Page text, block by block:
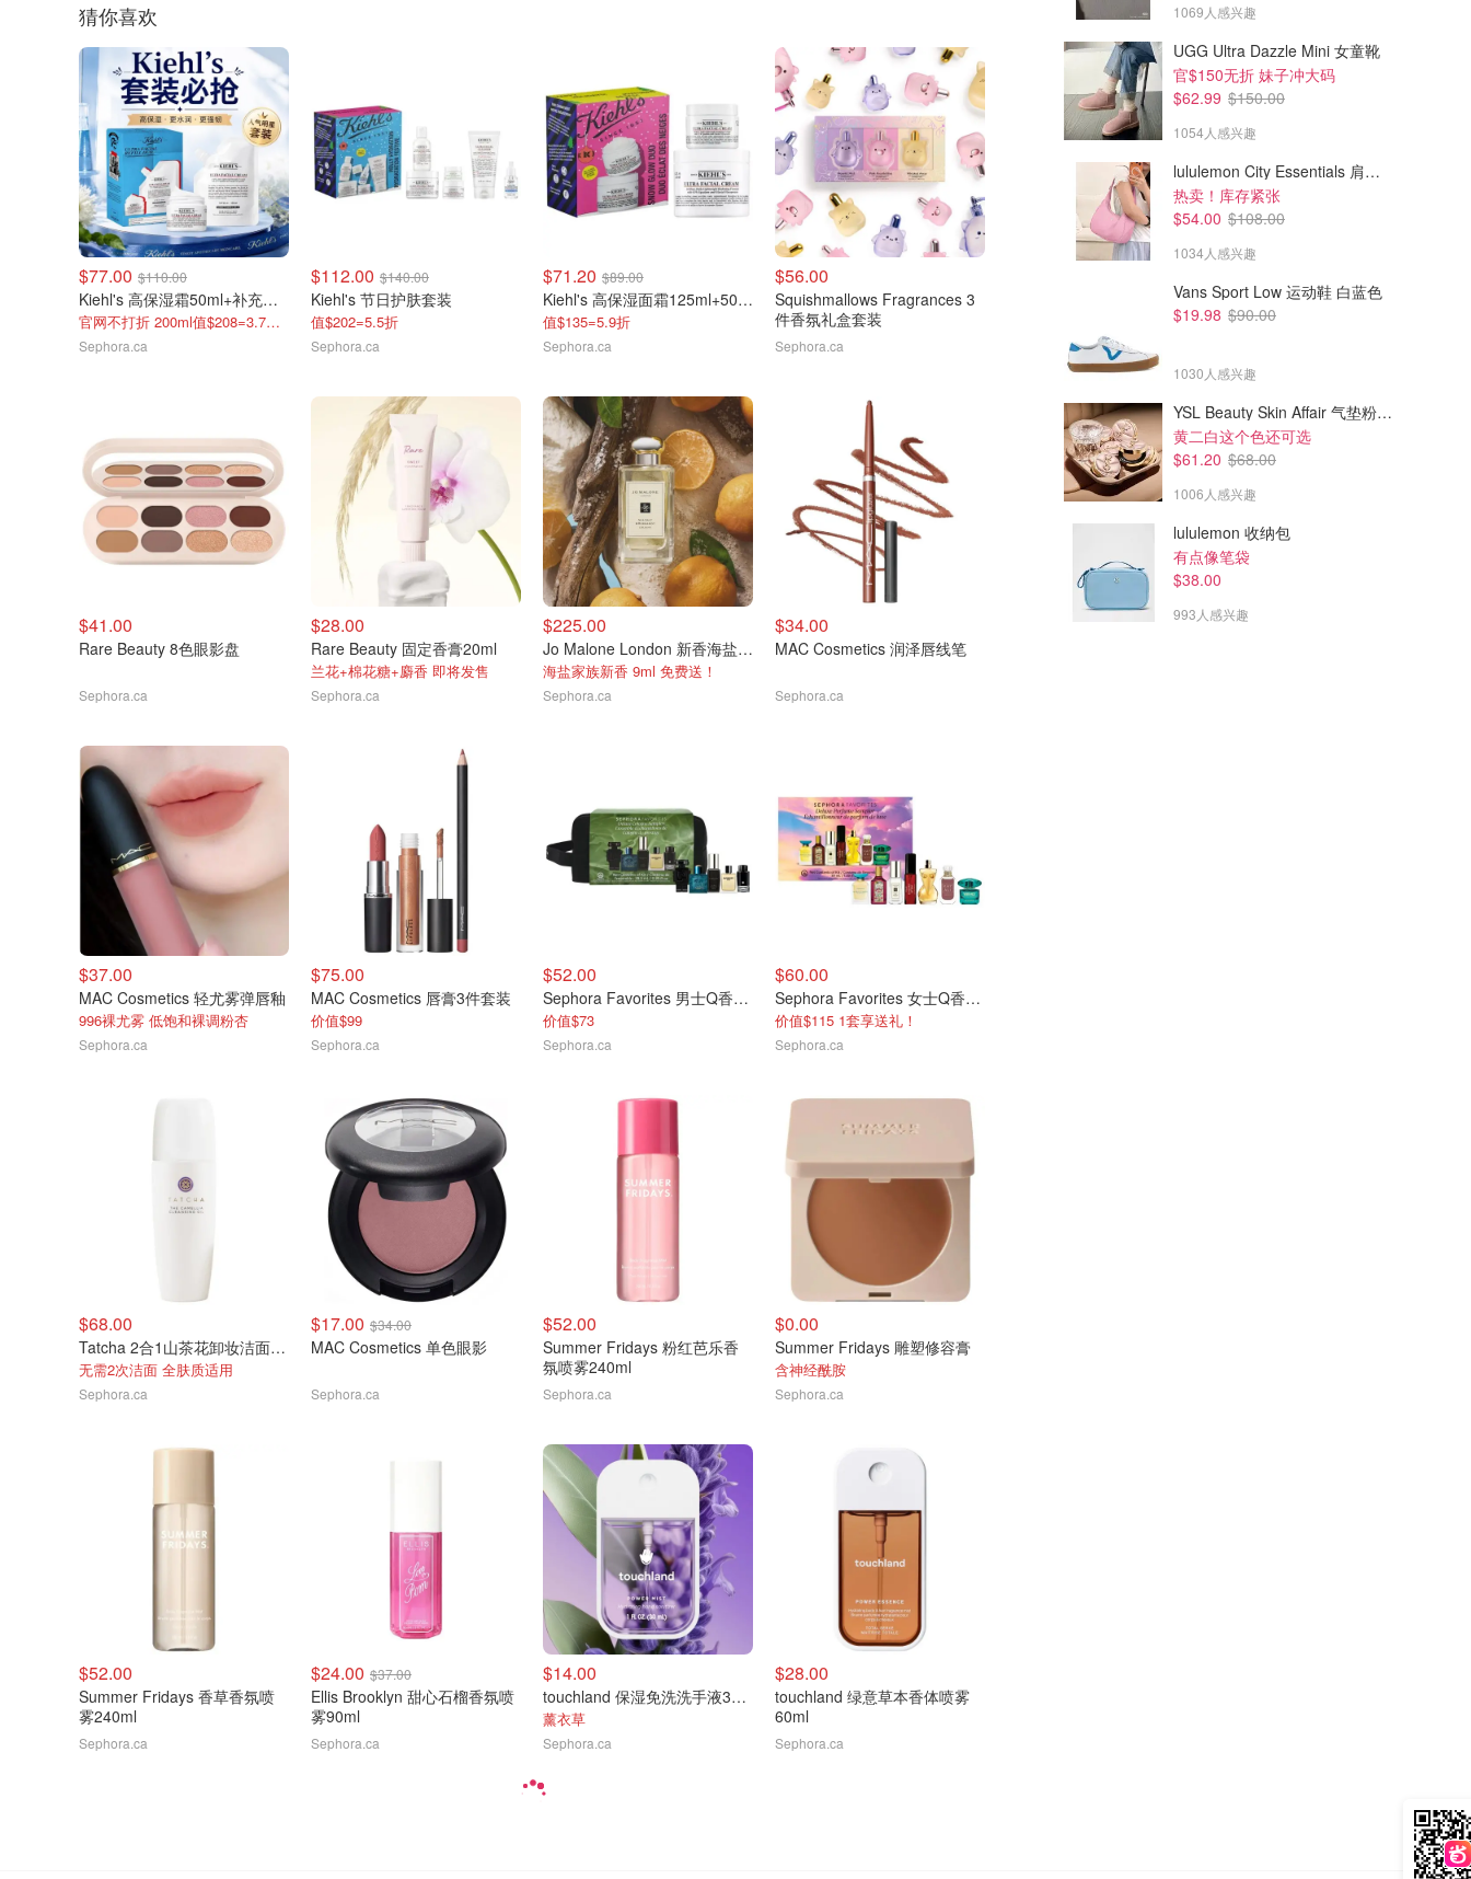
猜你喜欢
$77.00 $110.00
Kiehl's 高保湿霜50ml+补充装150ml
官网不打折 200ml值$208=3.7折+送600积分
Sephora.ca
$112.00 $140.00
Kiehl's 节日护肤套装
值$202=5.5折
Sephora.ca
$71.20 $89.00
Kiehl's 高保湿面霜125ml+50ml
值$135=5.9折
Sephora.ca
$56.00
Squishmallows Fragrances 3
件香氛礼盒套装
Sephora.ca
$41.00
Rare Beauty 8色眼影盘
Sephora.ca
$28.00
Rare Beauty 固定香膏20ml
兰花+棉花糖+麝香 即将发售
Sephora.ca
$225.00
Jo Malone London 新香海盐与佛手柑
海盐家族新香 9ml 免费送！
Sephora.ca
$34.00
MAC Cosmetics 润泽唇线笔
Sephora.ca
$37.00
MAC Cosmetics 轻尤雾弹唇釉
996裸尤雾 低饱和裸调粉杏
Sephora.ca
$75.00
MAC Cosmetics 唇膏3件套装
价值$99
Sephora.ca
$52.00
Sephora Favorites 男士Q香5支礼盒
价值$73
Sephora.ca
$60.00
Sephora Favorites 女士Q香5mlX7支礼盒
价值$115 1套享送礼！
Sephora.ca
$68.00
Tatcha 2合1山茶花卸妆洁面油150ml
无需2次洁面 全肤质适用
Sephora.ca
$17.00 $34.00
MAC Cosmetics 单色眼影
Sephora.ca
$52.00
Summer Fridays 粉红芭乐香
氛喷雾240ml
Sephora.ca
$0.00
Summer Fridays 雕塑修容膏
含神经酰胺
Sephora.ca
$52.00
Summer Fridays 香草香氛喷
雾240ml
Sephora.ca
$24.00 $37.00
Ellis Brooklyn 甜心石榴香氛喷
雾90ml
Sephora.ca
$14.00
touchland 保湿免洗洗手液30ml
薰衣草
Sephora.ca
$28.00
touchland 绿意草本香体喷雾
60ml
Sephora.ca
1069人感兴趣
UGG Ultra Dazzle Mini 女童靴
官$150无折 妹子冲大码
$62.99 $150.00
1054人感兴趣
lululemon City Essentials 肩背包 4L
热卖！库存紧张
$54.00 $108.00
1034人感兴趣
Vans Sport Low 运动鞋 白蓝色
$19.98 $90.00
1030人感兴趣
YSL Beauty Skin Affair 气垫粉底 LN5
黄二白这个色还可选
$61.20 $68.00
1006人感兴趣
lululemon 收纳包
有点像笔袋
$38.00
993人感兴趣